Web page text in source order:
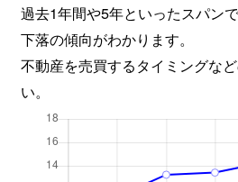
過去1年間や5年といったスパン
下落の傾向がわかります。
不動産を売買するタイミングな
い。